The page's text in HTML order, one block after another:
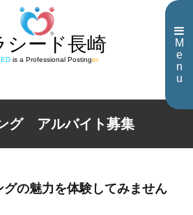
M
e
n
u
シード長崎
is a Professional Postinger
グ アルバイト募集
の魅力を体験してみません